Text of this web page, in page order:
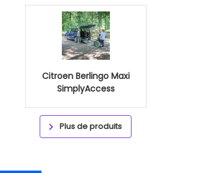
Citroen Berlingo Maxi
SimplyAccess
Plus de produits